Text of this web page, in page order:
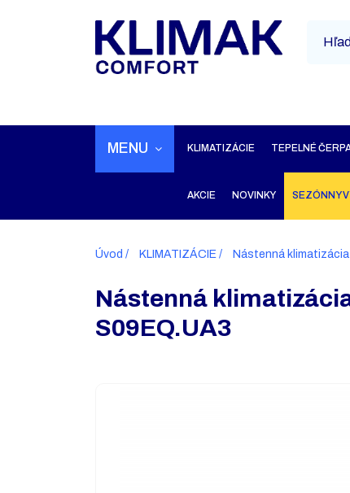
MENU KLIMATIZÁCIE TEPELNÉ
AKCIE NOVINKY SEZÓNNY
Úvod KLIMATIZÁCIE Nástenná
Nástenná
S09EQ.UA3